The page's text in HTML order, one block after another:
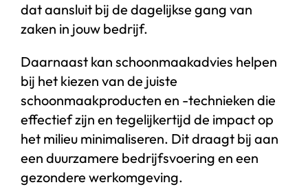
dat aansluit bij de dagelijkse gang van
zaken in jouw bedrijf.
Daarnaast kan schoonmaakadvies helpen
bij het kiezen van de juiste
schoonmaakproducten en -technieken die
effectief zijn en tegelijkertijd de impact op
het milieu minimaliseren. Dit draagt bij aan
een duurzamere bedrijfsvoering en een
gezondere werkomgeving.